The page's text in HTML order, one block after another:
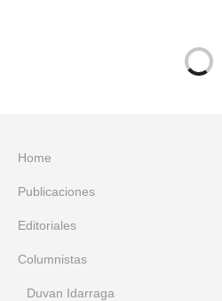
Home
Publicaciones
Editoriales
Columnistas
Duvan Idarraga